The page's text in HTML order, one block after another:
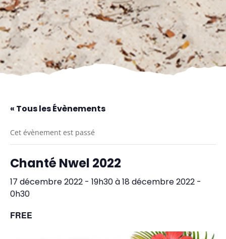
« Tous les Évènements
Cet évènement est passé
Chanté Nwel 2022
17 décembre 2022 - 19h30à18 décembre 2022 -
0h30
FREE